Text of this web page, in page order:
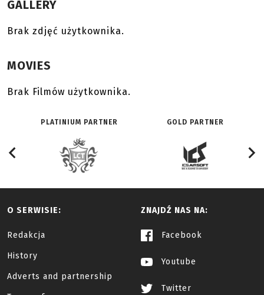
GALLERY
Brak zdjęć użytkownika.
MOVIES
Brak Filmów użytkownika.
PLATINIUM PARTNER GOLD PARTNER
O SERWISIE:
Redakcja
History
Adverts and partnership
ZNAJDŹ NAS NA:
Facebook
Youtube
Twitter